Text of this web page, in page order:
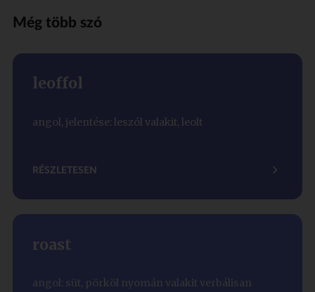
Még több szó
leoffol
angol, jelentése: leszól valakit, leolt
RÉSZLETESEN
roast
angol: süt, pörköl nyomán valakit verbálisan